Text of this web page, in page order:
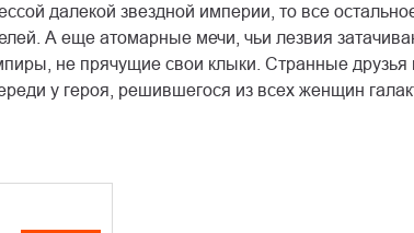
далекой звездной империи, то все
А еще атомарные мечи, чьи лезвия
не прячущие свои клыки. Странные
у героя, решившегося из всех женщин